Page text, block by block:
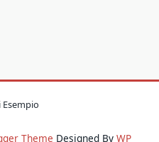
Esempio
Theme Designed By WP